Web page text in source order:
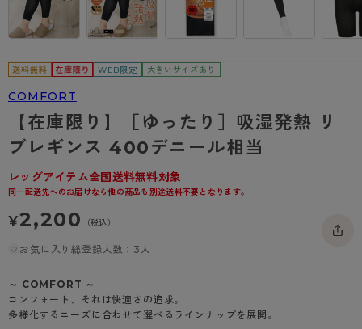
タイツ
- 無地タイツ
- 柄タイツ
- ひざ下丈タイツ
- 着圧タイツ
ソックス・靴下
レギンス・スパッツ
- レギュラーショーツ
- サニタリーショーツ
- ガードル・補正ショーツ
肌着・インナー
- 長袖（七分袖以上）
- タンクトップ
- カップ付きインナー
- スポーツブラ
- スポーツトップス
- スポーツボトムス
雑貨・小物
レギュラーショーツ
サニタリーショーツ
ボクサー
フェイクタイツ
hotto comfort
Atsugi COLORS
BT
スクールタイム
みんなの、みんなの。
CLINICAL
ハイジュニ
よくある質問（FAQ）
サイズ表
お支払い方法について
配送方法について
返品・交換について
お問い合わせについて
WEB限定 大きいサイズあり
COMFORT
【在庫限り】［ゆったり］吸湿発熱 リ
ブレギンス 400デニール相当
レッグアイテム全国送料無料対象
同一配送先へのお届けなら他の商品も別途送料不要となります。
¥2,200 （税込）
お気に入り総登録人数：3人
～ COMFORT ～
コンフォート、それは快適さの追求。
多様化するニーズに合わせて選べるラインナップを展開。